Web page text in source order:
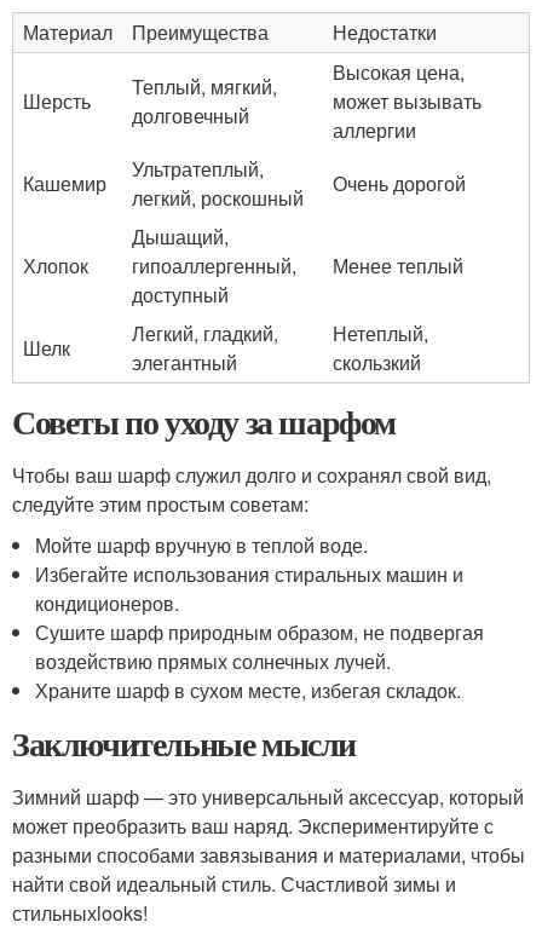
Материал
Преимущества Недостатки
Шерсть
Теплый, мягкий,
долговечный
Высокая цена,
может вызывать
аллергии
Кашемир
Ультратеплый,
легкий, роскошный
Очень дорогой
Хлопок
Дышащий,
гипоаллергенный,
доступный
Менее теплый
Шелк
Легкий, гладкий,
элегантный
Нетеплый,
скользкий
Советы по уходу за шарфом
Чтобы ваш шарф служил долго и сохранял свой вид,
следуйте этим простым советам:
Мойте шарф вручную в теплой воде.
Избегайте использования стиральных машин и
кондиционеров.
Сушите шарф природным образом, не подвергая
воздействию прямых солнечных лучей.
Храните шарф в сухом месте, избегая складок.
Заключительные мысли
Зимний шарф — это универсальный аксессуар, который
может преобразить ваш наряд. Экспериментируйте с
разными способами завязывания и материалами, чтобы
найти свой идеальный стиль. Счастливой зимы и
стильныхlooks!